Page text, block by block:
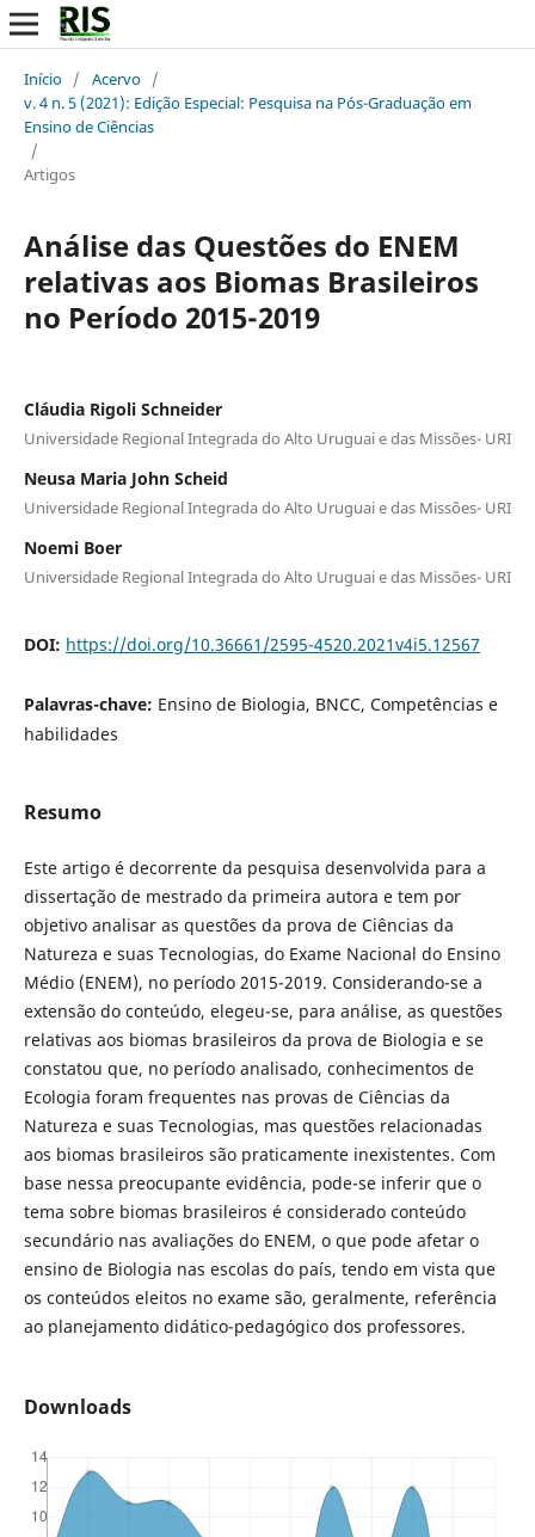
Início / Acervo /
v. 4 n. 5 (2021): Edição Especial: Pesquisa na Pós-Graduação em
Ensino de Ciências
/
Artigos
Análise das Questões do ENEM
relativas aos Biomas Brasileiros
no Período 2015-2019
Cláudia Rigoli Schneider
Universidade Regional Integrada do Alto Uruguai e das Missões- URI
Neusa Maria John Scheid
Universidade Regional Integrada do Alto Uruguai e das Missões- URI
Noemi Boer
Universidade Regional Integrada do Alto Uruguai e das Missões- URI
DOI: https://doi.org/10.36661/2595-4520.2021v4i5.12567
Palavras-chave: Ensino de Biologia, BNCC, Competências e
habilidades
Resumo
Este artigo é decorrente da pesquisa desenvolvida para a
dissertação de mestrado da primeira autora e tem por
objetivo analisar as questões da prova de Ciências da
Natureza e suas Tecnologias, do Exame Nacional do Ensino
Médio (ENEM), no período 2015-2019. Considerando-se a
extensão do conteúdo, elegeu-se, para análise, as questões
relativas aos biomas brasileiros da prova de Biologia e se
constatou que, no período analisado, conhecimentos de
Ecologia foram frequentes nas provas de Ciências da
Natureza e suas Tecnologias, mas questões relacionadas
aos biomas brasileiros são praticamente inexistentes. Com
base nessa preocupante evidência, pode-se inferir que o
tema sobre biomas brasileiros é considerado conteúdo
secundário nas avaliações do ENEM, o que pode afetar o
ensino de Biologia nas escolas do país, tendo em vista que
os conteúdos eleitos no exame são, geralmente, referência
ao planejamento didático-pedagógico dos professores.
Downloads